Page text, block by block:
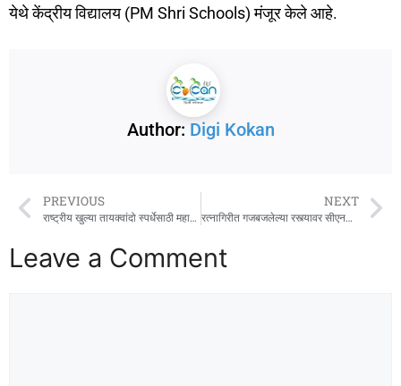
येथे केंद्रीय विद्यालय (PM Shri Schools) मंजूर केले आहे.
Author: Digi Kokan
PREVIOUS
राष्ट्रीय खुल्या तायक्वांदो स्पर्धेसाठी महाराष्ट्रातून रत्नागिरीच्या संकेता सावंत यांची पंच म्हणून निवड
NEXT
रत्नागिरीत गजबजलेल्या रस्त्यावर सीएनजीच्या गळतीने घबराट
Leave a Comment